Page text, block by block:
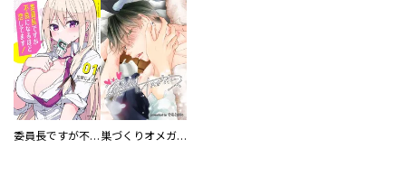
委員長ですが不良になるほど恋してます！ 巣づくりオメガバース